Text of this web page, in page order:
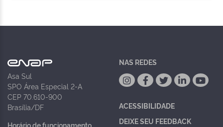
Asa Sul
SPO Área Especial 2-A
CEP 70.610-900
Brasília/DF
Horário de funcionamento
NAS REDES
ACESSIBILIDADE
DEIXE SEU FEEDBACK